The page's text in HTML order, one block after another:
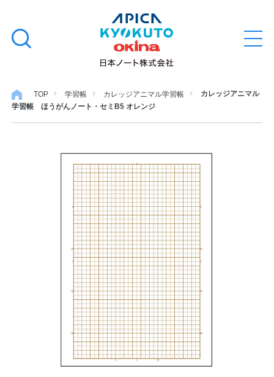
文
キ
ッ
開
検
る
ノート・メモ
ファイル・バインダー
日用・事務用品
特集・コラム
ノートの豆知識
探求・自主学習のすすめ
工場フォトツアー
アンケート
TOP 学習帳 カレッジアニマル学習帳
カレッジアニマル
学習帳 ほうがんノート・セミB5 オレンジ